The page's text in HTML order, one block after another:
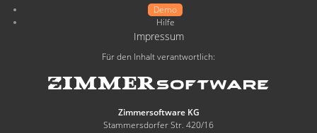
Demo
Hilfe
Impressum
Für den Inhalt verantwortlich:
Zimmersoftware KG
Stammersdorfer Str. 420/16